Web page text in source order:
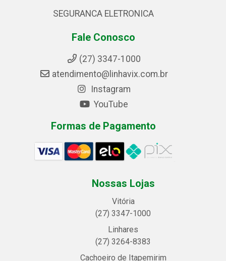
SEGURANCA ELETRONICA
Fale Conosco
(27) 3347-1000
atendimento@linhavix.com.br
Instagram
YouTube
Formas de Pagamento
Nossas Lojas
Vitória
(27) 3347-1000
Linhares
(27) 3264-8383
Cachoeiro de Itapemirim